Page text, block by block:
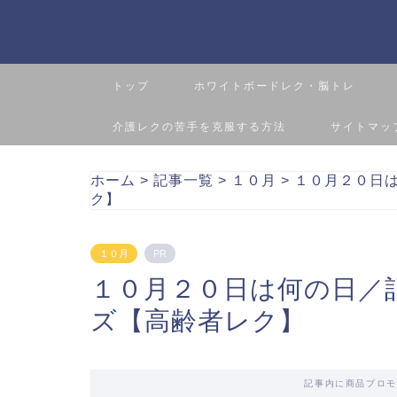
トップ ホワイトボードレク・脳トレ
介護レクの苦手を克服する方法 サイトマッ
ホーム > 記事一覧 > １０月 > １０月２０日
ク】
１０月 PR
１０月２０日は何の日
ズ【高齢者レク】
記事内に商品プロ